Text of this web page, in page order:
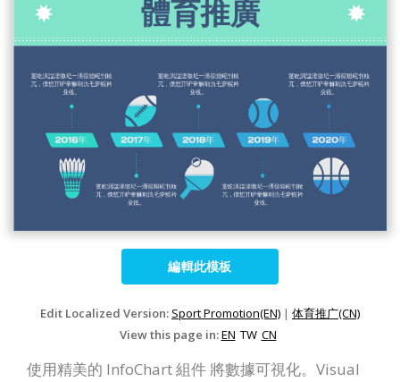
編輯此模板
Edit Localized Version: Sport Promotion(EN) | 体育推广(CN)
View this page in:EN TW CN
使用精美的 InfoChart 組件 將數據可視化。Visual